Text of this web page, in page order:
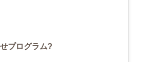
プログラム?